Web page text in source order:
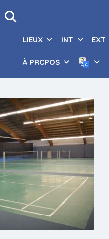
LIEUX INT EXT
À PROPOS